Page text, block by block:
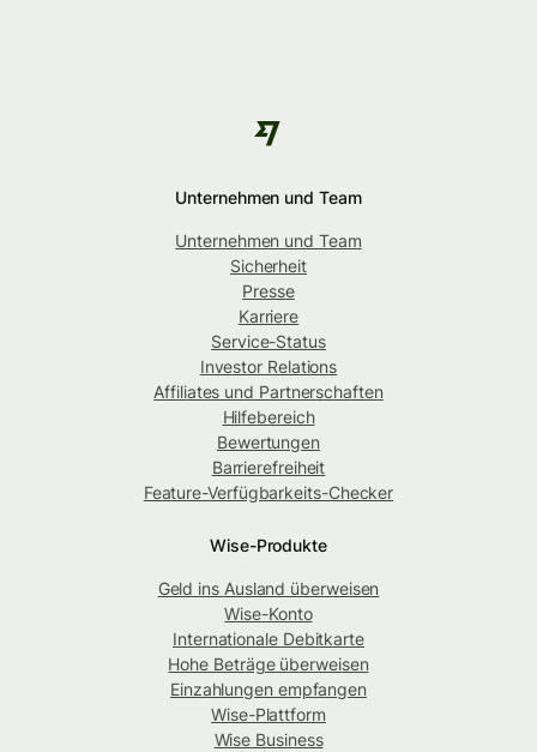
Unternehmen und Team
Unternehmen und Team
Sicherheit
Presse
Karriere
Service-Status
Investor Relations
Affiliates und Partnerschaften
Hilfebereich
Bewertungen
Barrierefreiheit
Feature-Verfügbarkeits-Checker
Wise-Produkte
Geld ins Ausland überweisen
Wise-Konto
Internationale Debitkarte
Hohe Beträge überweisen
Einzahlungen empfangen
Wise-Plattform
Wise Business